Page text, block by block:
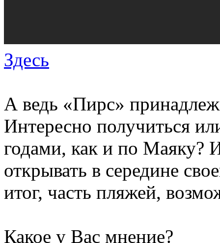
Здесь
А ведь «Пирс»
Интересно получиться
годами, как и по Маяку?
открывать в середине
итог, часть пляжей,
Какое у Вас мнение?